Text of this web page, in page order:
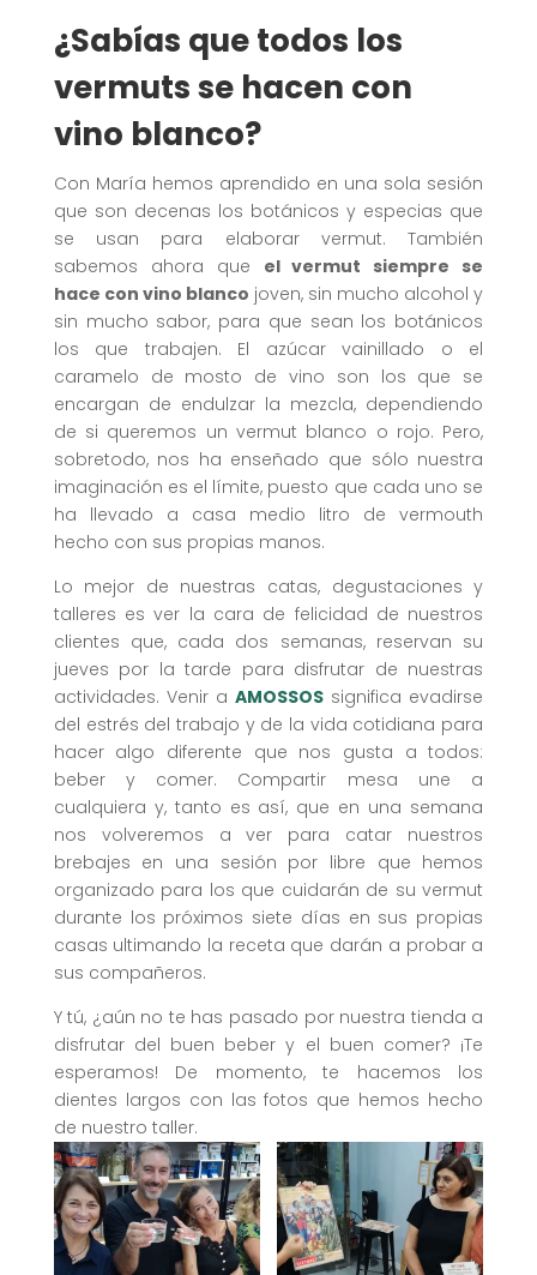
¿Sabías que todos los
vermuts se hacen con
vino blanco?
Con María hemos aprendido en una sola sesión
que son decenas los botánicos y especias que
se usan para elaborar vermut. También
sabemos ahora que el vermut siempre se
hace con vino blanco joven, sin mucho alcohol y
sin mucho sabor, para que sean los botánicos
los que trabajen. El azúcar vainillado o el
caramelo de mosto de vino son los que se
encargan de endulzar la mezcla, dependiendo
de si queremos un vermut blanco o rojo. Pero,
sobretodo, nos ha enseñado que sólo nuestra
imaginación es el límite, puesto que cada uno se
ha llevado a casa medio litro de vermouth
hecho con sus propias manos.
Lo mejor de nuestras catas, degustaciones y
talleres es ver la cara de felicidad de nuestros
clientes que, cada dos semanas, reservan su
jueves por la tarde para disfrutar de nuestras
actividades. Venir aAMOSSOS significa evadirse
del estrés del trabajo y de la vida cotidiana para
hacer algo diferente que nos gusta a todos:
beber y comer. Compartir mesa une a
cualquiera y, tanto es así, que en una semana
nos volveremos a ver para catar nuestros
brebajes en una sesión por libre que hemos
organizado para los que cuidarán de su vermut
durante los próximos siete días en sus propias
casas ultimando la receta que darán a probar a
sus compañeros.
Y tú, ¿aún no te has pasado por nuestra tienda a
disfrutar del buen beber y el buen comer? ¡Te
esperamos! De momento, te hacemos los
dientes largos con las fotos que hemos hecho
de nuestro taller.